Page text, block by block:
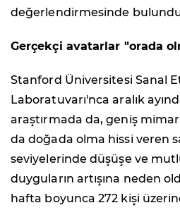
değerlendirmesinde
Gerçekçi avatarlar "orada
Stanford Üniversitesi Sanal
Laboratuvarı'nca aralık
araştırmada da, geniş
da doğada olma hissi veren
seviyelerinde düşüşe ve
duyguların artışına neden
hafta boyunca 272 kişi